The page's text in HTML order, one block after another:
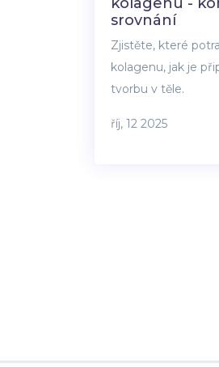
srovnání
Zjistěte, které
kolagenu, jak je
tvorbu v těle.
říj, 12 2025